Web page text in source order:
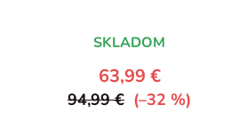
SKLADOM
63,99 €
94,99 € (–32 %)